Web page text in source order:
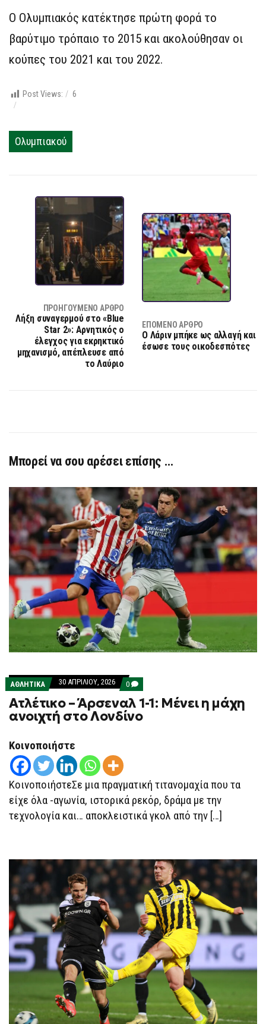
Ο Ολυμπιακός κατέκτησε πρώτη φορά το
βαρύτιμο τρόπαιο το 2015 και ακολούθησαν οι
κούπες του 2021 και του 2022.
Post Views: 6
Ολυμπιακού
ΠΡΟΗΓΟΎΜΕΝΟ ΆΡΘΡΟ
Λήξη συναγερμού στο «Blue
Star 2»: Αρνητικός ο
έλεγχος για εκρηκτικό
μηχανισμό, απέπλευσε από
το Λαύριο
ΕΠΌΜΕΝΟ ΆΡΘΡΟ
O Λάριν μπήκε ως αλλαγή και
έσωσε τους οικοδεσπότες
Μπορεί να σου αρέσει επίσης …
ΑΘΛΗΤΙΚΑ 30 ΑΠΡΙΛΊΟΥ, 2026 0 COMMENTS
ON
ΑΤΛΈΤΙΚΟ
–
ΆΡΣΕΝΑΛ
ΣΤΟ
ΛΟΝΔΊΝΟ
Ατλέτικο – Άρσεναλ 1-1: Μένει η μάχη
ανοιχτή στο Λονδίνο
Κοινοποιήστε
ΚοινοποιήστεΣε μια πραγματική τιτανομαχία που τα
είχε όλα -αγωνία, ιστορικά ρεκόρ, δράμα με την
τεχνολογία και… αποκλειστικά γκολ από την […]